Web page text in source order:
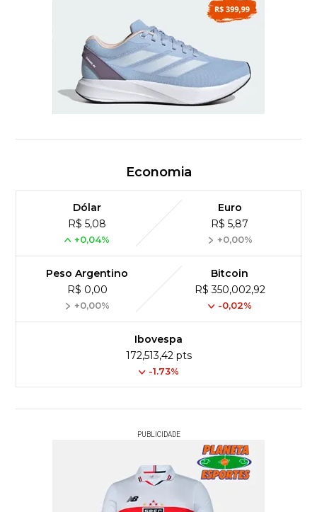
Economia
Dólar
R$ 5,08
+0,04%
Euro
R$ 5,87
+0,00%
Peso Argentino
R$ 0,00
+0,00%
Bitcoin
R$ 350,002,92
-0,02%
Ibovespa
172,513,42 pts
-1.73%
PUBLICIDADE